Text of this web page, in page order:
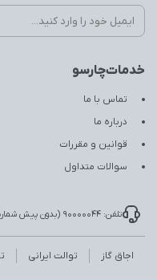
خدمات‌چارسو
تماس با ما
درباره ما
قوانین و مقررات
سوالات متداول
تلفن: 90000044 (بدون پیش شماره و رایگان)
اجاق گاز توالت ایرانی